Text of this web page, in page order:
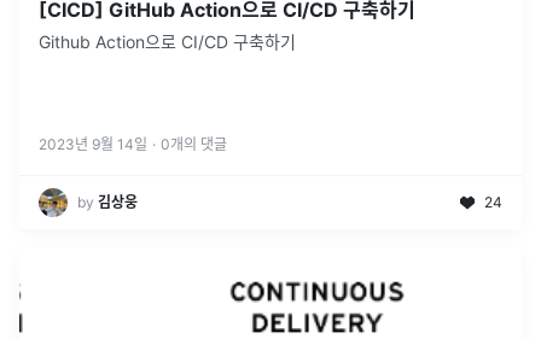
[CICD] GitHub Action으로 CI/CD 구축하기
Github Action으로 CI/CD 구축하기
2023년 9월 14일 · 0개의 댓글
by 김상웅 24